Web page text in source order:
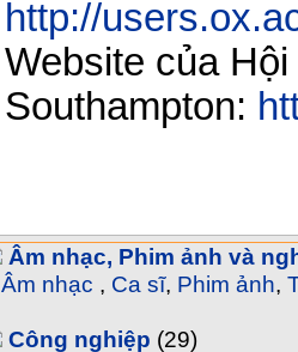
http://
Website của
Southampton:
Âm nhạc, Phim ảnh và
Âm nhạc , Ca sĩ, Phim ảnh,
Công nghiệp (29)